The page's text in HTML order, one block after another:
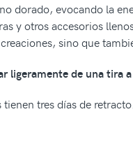
dorado, evocando la
y otros accesorios
sino que
ligeramente de una tira
tres días de